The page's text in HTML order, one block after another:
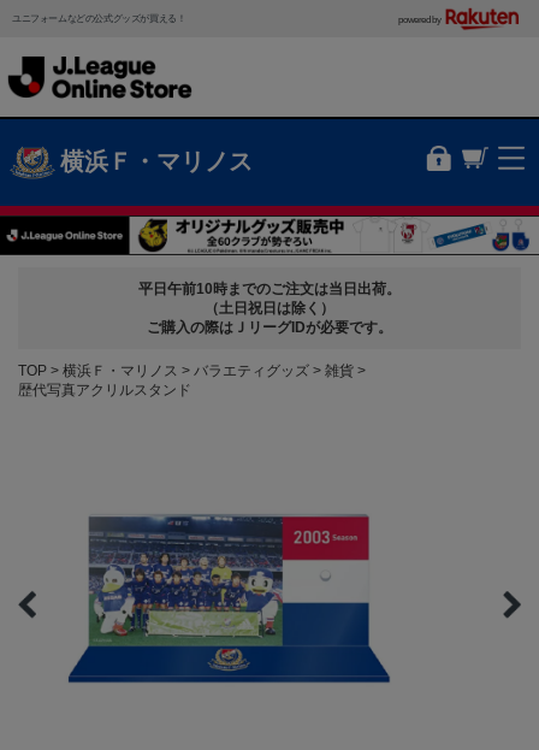
ユニフォームなどの公式グッズが買える！ powered by
横浜Ｆ・マリノス
平日午前10時までのご注文は当日出荷。
（土日祝日は除く）
ご購入の際はＪリーグIDが必要です。
TOP 横浜Ｆ・マリノス バラエティグッズ
雑貨
歴代写真アクリルスタンド